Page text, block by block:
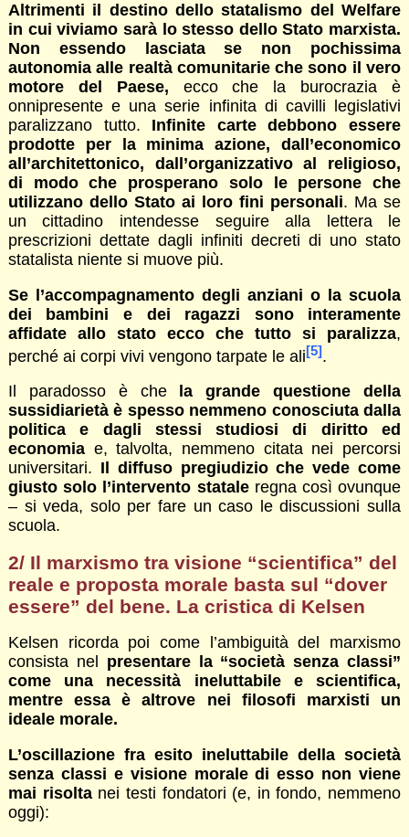
Altrimenti il destino dello statalismo del Welfare
in cui viviamo sarà lo stesso dello Stato marxista.
Non essendo lasciata se non pochissima
autonomia alle realtà comunitarie che sono il vero
motore del Paese, ecco che la burocrazia è
onnipresente e una serie infinita di cavilli legislativi
paralizzano tutto. Infinite carte debbono essere
prodotte per la minima azione, dall’economico
all’architettonico, dall’organizzativo al religioso,
di modo che prosperano solo le persone che
utilizzano dello Stato ai loro fini personali. Ma se
un cittadino intendesse seguire alla lettera le
prescrizioni dettate dagli infiniti decreti di uno stato
statalista niente si muove più.
Se l’accompagnamento degli anziani o la scuola
dei bambini e dei ragazzi sono interamente
affidate allo stato ecco che tutto si paralizza,
perché ai corpi vivi vengono tarpate le ali[5].
Il paradosso è che
la
grande questione della
sussidiarietà è spesso nemmeno conosciuta dalla
politica e dagli stessi studiosi di diritto ed
economiae, talvolta, nemmeno citata nei percorsi
universitari. Il diffuso pregiudizio che vede come
giusto solo l’intervento stataleregna così ovunque
– si veda, solo per fare un caso le discussioni sulla
scuola.
2/ Il marxismo tra visione “scientifica” del
reale e proposta morale basta sul “dover
essere” del bene. La cristica di Kelsen
Kelsen ricorda poi come l’ambiguità del marxismo
consista nel presentare la “società senza classi”
come una necessità ineluttabile e scientifica,
mentre essa è altrove nei filosofi marxisti un
ideale morale.
L’oscillazione fra esito ineluttabile della società
senza classi e visione morale di esso non viene
mai risoltanei testi fondatori (e, in fondo, nemmeno
oggi):